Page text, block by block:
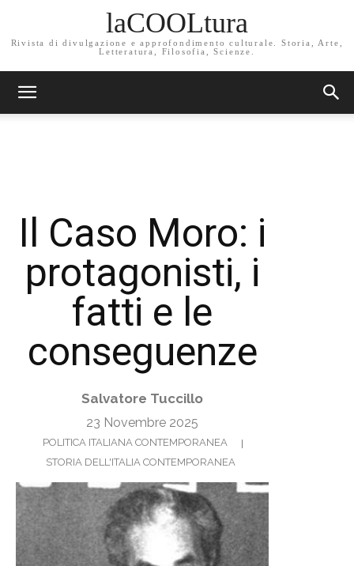
laCOOLtura
Rivista di divulgazione e approfondimento culturale. Storia, Arte,
Letteratura, Filosofia, Scienze.
Il Caso Moro: i
protagonisti, i
fatti e le
conseguenze
Salvatore Tuccillo
23 Novembre 2025
POLITICA ITALIANA CONTEMPORANEA
STORIA DELL'ITALIA CONTEMPORANEA